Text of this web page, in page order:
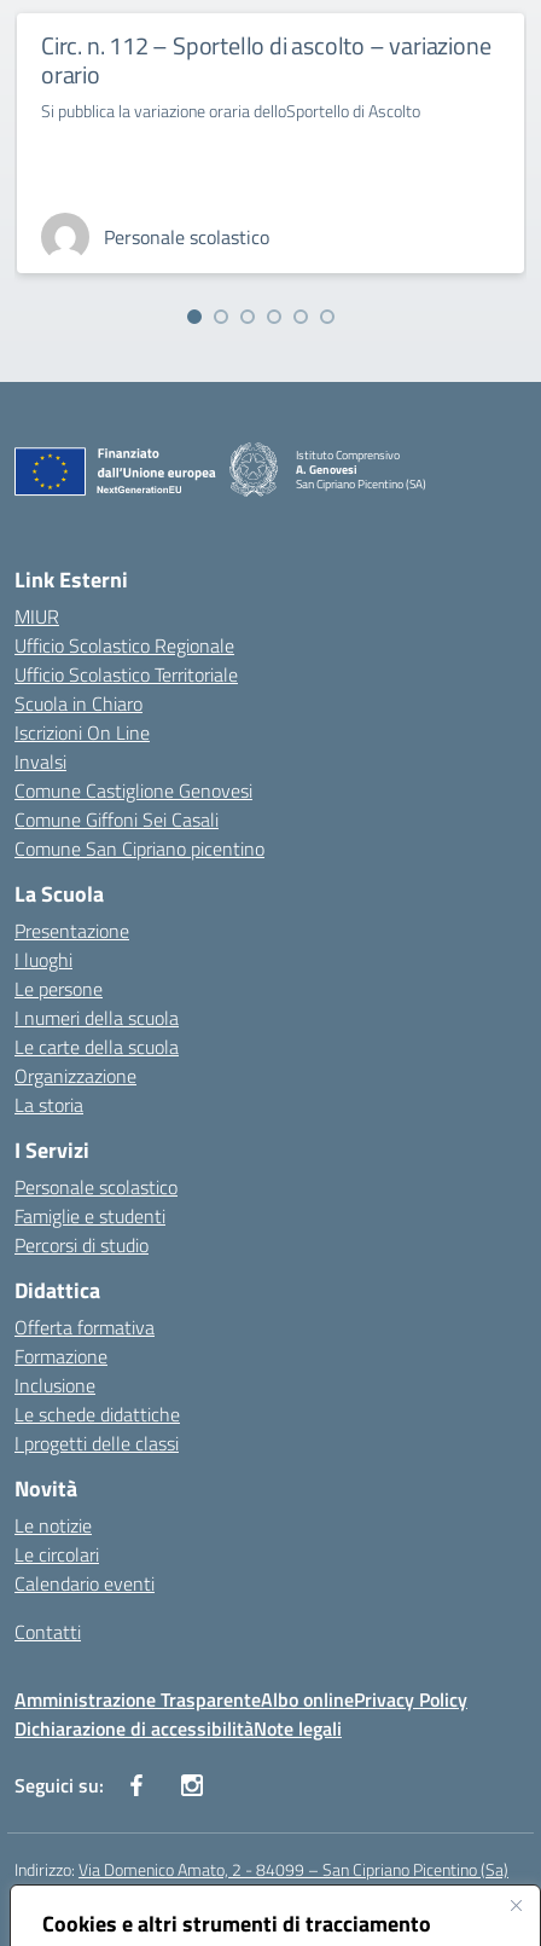
Cookies e altri strumenti di tracciamento
Circ. n. 112 – Sportello di ascolto – variazione
orario
Si pubblica la variazione oraria delloSportello di Ascolto
Personale scolastico
Istituto Comprensivo
A. Genovesi
San Cipriano Picentino (SA)
— Visita la pagina iniziale della scuola
Link Esterni
MIUR
Ufficio Scolastico Regionale
Ufficio Scolastico Territoriale
Scuola in Chiaro
Iscrizioni On Line
Invalsi
Comune Castiglione Genovesi
Comune Giffoni Sei Casali
Comune San Cipriano picentino
La Scuola
Presentazione
I luoghi
Le persone
I numeri della scuola
Le carte della scuola
Organizzazione
La storia
I Servizi
Personale scolastico
Famiglie e studenti
Percorsi di studio
Didattica
Offerta formativa
Formazione
Inclusione
Le schede didattiche
I progetti delle classi
Novità
Le notizie
Le circolari
Calendario eventi
Contatti
Amministrazione TrasparenteAlbo onlinePrivacy Policy
Dichiarazione di accessibilitàNote legali
Seguici su:
Indirizzo:Via Domenico Amato, 2 - 84099 – San Cipriano Picentino (Sa)
Centralino:
Posta elettronica certificata (PEC):saic87700c@pec.istruzione.it